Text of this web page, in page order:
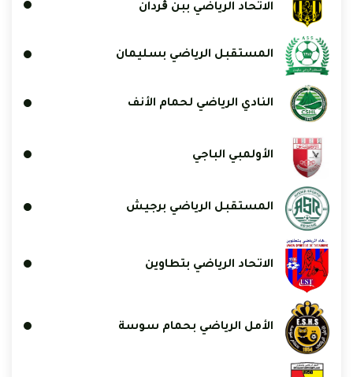
الاتحاد الرياضي ببن ڨردان
المستقبل الرياضي بسليمان
النادي الرياضي لحمام الأنف
الأولمبي الباجي
المستقبل الرياضي برجيش
الاتحاد الرياضي بتطاوين
الأمل الرياضي بحمام سوسة